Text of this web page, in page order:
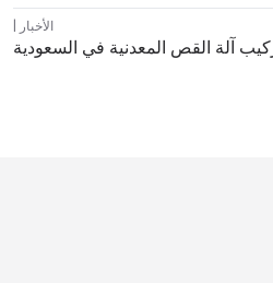
الأخبار
آلة القص المعدنية في السعودية